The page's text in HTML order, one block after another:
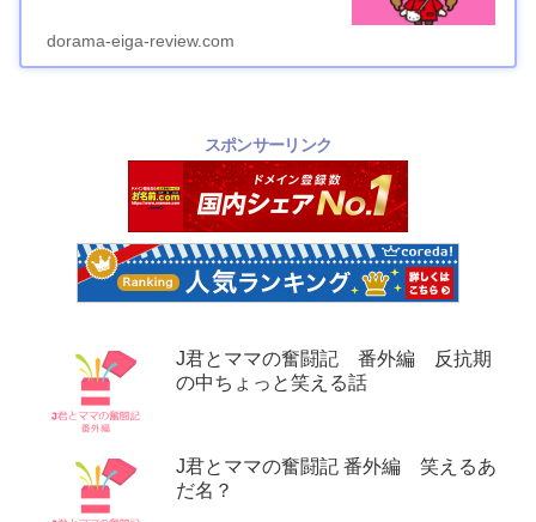
dorama-eiga-review.com
スポンサーリンク
J君とママの奮闘記 番外編 反抗期
の中ちょっと笑える話
J君とママの奮闘記 番外編 笑えるあ
だ名？